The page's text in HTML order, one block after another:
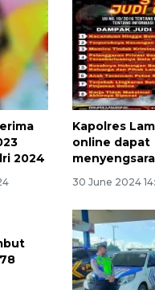
2024
Kapolres
online dapat
30 June 2024